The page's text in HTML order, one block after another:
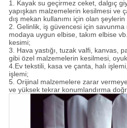
1. Kayak su geçirmez ceket, dalgıç
yapışkan malzemelerin kesilmesi ve
dış mekan kullanımı için olan
2. Gelinlik, iş güvencesi için savunma
modaya uygun elbise, takım elbise
kesimi;
3. Hava yastığı, tuzak valfi, kanvas,
gibi özel malzemelerin kesilmesi,
4.Ev tekstili, kasa ve çanta, halı
işlemi;
5. Orijinal malzemelere zarar
ve yüksek tekrar konumlandırma